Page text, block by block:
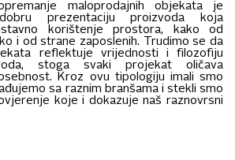
maloprodajnih objekata je
prezentaciju proizvoda koja
korištenje prostora, kako od
i od strane zaposlenih. Trudimo se da
reflektuje vrijednosti i filozofiju
stoga svaki projekat oličava
Kroz ovu tipologiju imali smo
sa raznim branšama i stekli smo
koje i dokazuje naš raznovrsni